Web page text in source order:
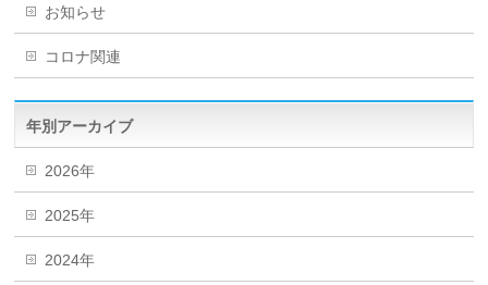
お知らせ
コロナ関連
年別アーカイブ
2026年
2025年
2024年